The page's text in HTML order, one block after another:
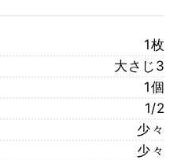
1枚
大さじ3
1個
1/2
少々
少々